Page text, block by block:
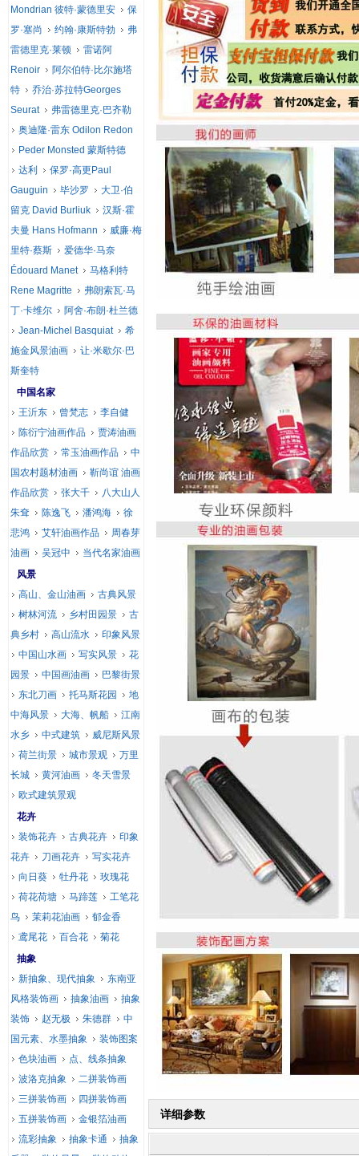
详细参数
Mondrian 彼特·蒙德里安
保
罗·塞尚
约翰·康斯特勃
弗
雷德里克·莱顿
雷诺阿
Renoir
阿尔伯特·比尔施塔
特
乔治·苏拉特Georges
Seurat
弗雷德里克·巴齐勒
奥迪隆·雷东 Odilon Redon
Peder Monsted 蒙斯特德
达利
保罗·高更Paul
Gauguin
毕沙罗
大卫·伯
留克 David Burliuk
汉斯·霍
夫曼 Hans Hofmann
威廉·梅
里特·蔡斯
爱德华·马奈
Édouard Manet
马格利特
Rene Magritte
弗朗索瓦·马
丁·卡维尔
阿舍·布朗·杜兰德
Jean-Michel Basquiat
希
施金风景油画
让·米歇尔·巴
斯奎特
中国名家
王沂东
曾梵志
李自健
陈衍宁油画作品
贾涛油画
作品欣赏
常玉油画作品
中
国农村题材油画
靳尚谊 油画
作品欣赏
张大千
八大山人
朱耷
陈逸飞 潘鸿海
徐
悲鸿
艾轩油画作品
周春芽
油画
吴冠中
当代名家油画
风景
高山、金山油画
古典风景
树林河流
乡村田园景
古
典乡村
高山流水
印象风景
中国山水画
写实风景
花
园景
中国画油画
巴黎街景
东北刀画
托马斯花园
地
中海风景
大海、帆船
江南
水乡
中式建筑
威尼斯风景
荷兰街景
城市景观
万里
长城
黄河油画
冬天雪景
欧式建筑景观
花卉
装饰花卉
古典花卉
印象
花卉
刀画花卉
写实花卉
向日葵
牡丹花
玫瑰花
荷花荷塘
马蹄莲
工笔花
鸟
茉莉花油画
郁金香
鸢尾花
百合花
菊花
抽象
新抽象、现代抽象
东南亚
风格装饰画
抽象油画
抽象
装饰
赵无极 朱德群
中
国元素、水墨抽象
装饰图案
色块油画
点、线条抽象
波洛克抽象
二拼装饰画
三拼装饰画
四拼装饰画
五拼装饰画
金银箔油画
流彩抽象
抽象卡通
抽象